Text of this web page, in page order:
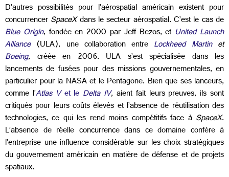
D’autres possibilités pour l’aérospatial américain existent pour
concurrencerSpaceXdans le secteur aérospatial. C’est le cas de
Blue Origin, fondée en 2000 par Jeff Bezos, et United Launch
Alliance (ULA), une collaboration entre Lockheed Martinet
Boeing, créée en 2006. ULA s’est spécialisée dans les
lancements de fusées pour des missions gouvernementales, en
particulier pour la NASA et le Pentagone. Bien que ses lanceurs,
comme l’Atlas Vet le Delta IV, aient fait leurs preuves, ils sont
critiqués pour leurs coûts élevés et l’absence de réutilisation des
technologies, ce qui les rend moins compétitifs face à SpaceX.
L’absence de réelle concurrence dans ce domaine confère à
l’entreprise une influence considérable sur les choix stratégiques
du gouvernement américain en matière de défense et de projets
spatiaux.